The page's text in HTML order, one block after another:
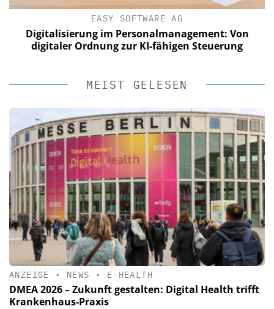
EASY SOFTWARE AG
Digitalisierung im Personalmanagement: Von
digitaler Ordnung zur KI-fähigen Steuerung
MEIST GELESEN
ANZEIGE • NEWS • E-HEALTH
DMEA 2026 – Zukunft gestalten: Digital Health trifft
Krankenhaus-Praxis